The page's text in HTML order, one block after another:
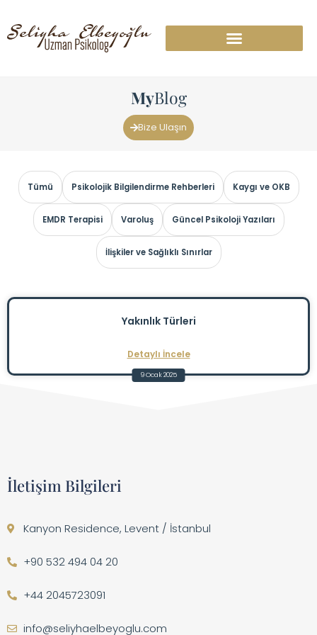
MyBlog
Bize Ulaşın
Tümü Psikolojik Bilgilendirme Rehberleri Kaygı ve OKB
EMDR Terapisi Varoluş Güncel Psikoloji Yazıları
İlişkiler ve Sağlıklı Sınırlar
Yakınlık Türleri
Detaylı İncele
9 Ocak 2025
İletişim Bilgileri
Kanyon Residence, Levent / İstanbul
+90 532 494 04 20
+44 2045723091
info@seliyhaelbeyoglu.com